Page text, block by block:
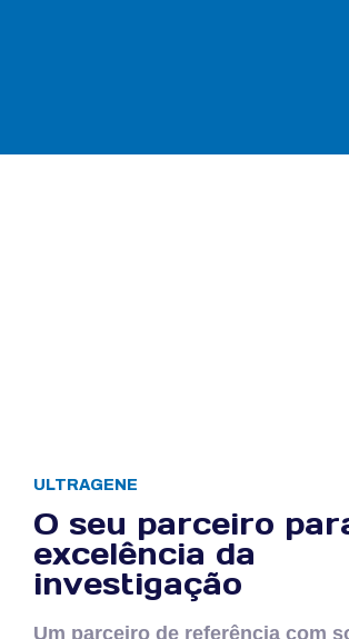
ULTRAGENE
O seu parceiro
excelência da
investigação
Um parceiro de referência com